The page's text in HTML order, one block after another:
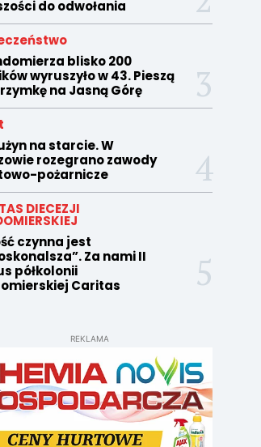
do odwołania
blisko 200
wyruszyło w 43. Pieszą
na Jasną Górę
na starcie. W
rozegrano zawody
pożarnicze
DIECEZJI
czynna jest
Za nami II
półkolonii
Caritas
REKLAMA